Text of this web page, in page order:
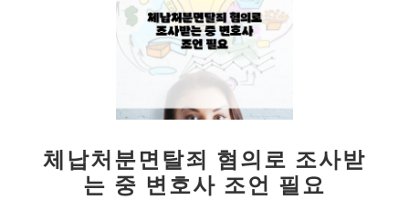
체납처분면탈죄 혐의로 조사받
는 중 변호사 조언 필요